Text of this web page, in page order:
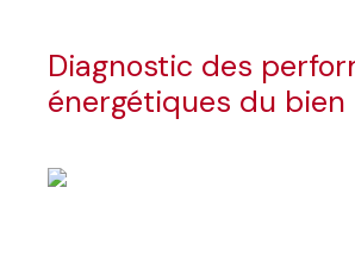
Diagnostic des
énergétiques du bien